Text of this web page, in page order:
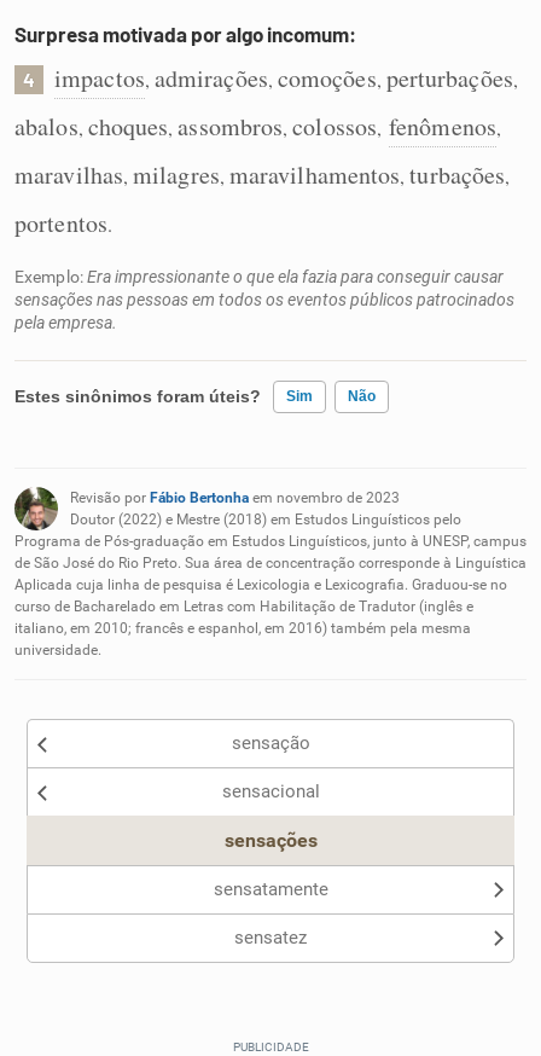
Surpresa motivada por algo incomum:
4 impactos, admirações, comoções, perturbações,
abalos, choques,assombros,colossos, fenômenos,
maravilhas, milagres, maravilhamentos,turbações,
portentos.
Exemplo:Era impressionante o que ela fazia para conseguir causar
sensações nas pessoas em todos os eventos públicos patrocinados
pela empresa.
Estes sinônimos foram úteis? Sim Não
Nenhum dos sinônimos apresentados me ajudou
Outro
Revisão por Fábio Bertonha em novembro de 2023
Doutor (2022) e Mestre (2018) em Estudos Linguísticos pelo
Programa de Pós-graduação em Estudos Linguísticos, junto à UNESP, campus
de São José do Rio Preto. Sua área de concentração corresponde à Linguística
Aplicada cuja linha de pesquisa é Lexicologia e Lexicografia. Graduou-se no
curso de Bacharelado em Letras com Habilitação de Tradutor (inglês e
italiano, em 2010; francês e espanhol, em 2016) também pela mesma
universidade.
sensação
sensacional
sensações
sensatamente
sensatez